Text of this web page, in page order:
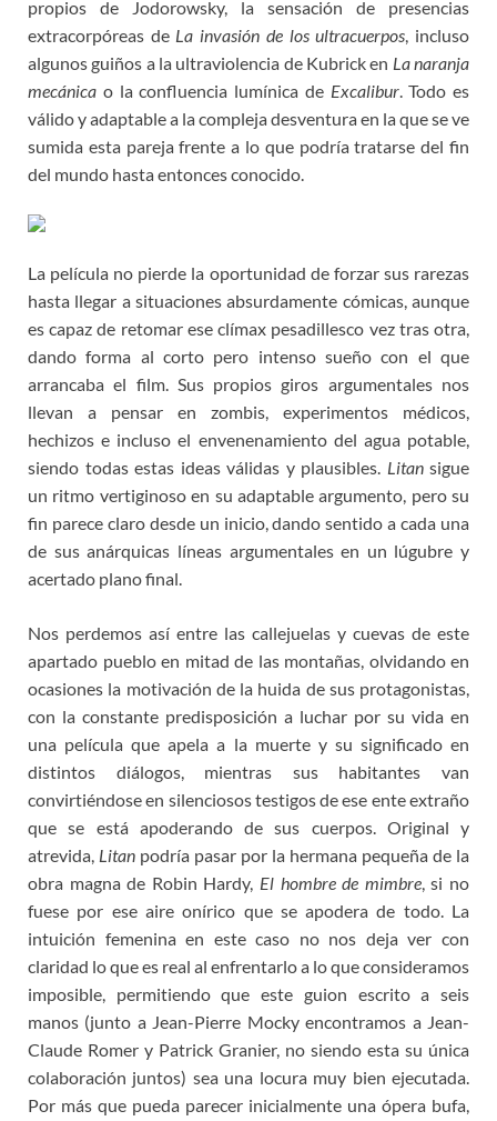
propios de Jodorowsky, la sensación de presencias
extracorpóreas de La invasión de los ultracuerpos, incluso
algunos guiños a la ultraviolencia de Kubrick en La naranja
mecánica o la confluencia lumínica de Excalibur. Todo es
válido y adaptable a la compleja desventura en la que se ve
sumida esta pareja frente a lo que podría tratarse del fin
del mundo hasta entonces conocido.
La película no pierde la oportunidad de forzar sus rarezas
hasta llegar a situaciones absurdamente cómicas, aunque
es capaz de retomar ese clímax pesadillesco vez tras otra,
dando forma al corto pero intenso sueño con el que
arrancaba el film. Sus propios giros argumentales nos
llevan a pensar en zombis, experimentos médicos,
hechizos e incluso el envenenamiento del agua potable,
siendo todas estas ideas válidas y plausibles. Litansigue
un ritmo vertiginoso en su adaptable argumento, pero su
fin parece claro desde un inicio, dando sentido a cada una
de sus anárquicas líneas argumentales en un lúgubre y
acertado plano final.
Nos perdemos así entre las callejuelas y cuevas de este
apartado pueblo en mitad de las montañas, olvidando en
ocasiones la motivación de la huida de sus protagonistas,
con la constante predisposición a luchar por su vida en
una película que apela a la muerte y su significado en
distintos diálogos, mientras sus habitantes van
convirtiéndose en silenciosos testigos de ese ente extraño
que se está apoderando de sus cuerpos. Original y
atrevida, Litan podría pasar por la hermana pequeña de la
obra magna de Robin Hardy, El hombre de mimbre, si no
fuese por ese aire onírico que se apodera de todo. La
intuición femenina en este caso no nos deja ver con
claridad lo que es real al enfrentarlo a lo que consideramos
imposible, permitiendo que este guion escrito a seis
manos (junto a Jean-Pierre Mocky encontramos a Jean-
Claude Romer y Patrick Granier, no siendo esta su única
colaboración juntos) sea una locura muy bien ejecutada.
Por más que pueda parecer inicialmente una ópera bufa,